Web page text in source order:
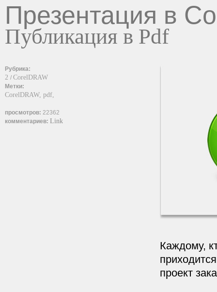
Презентация в
Публикация в Pdf
Рубрика:
2 / CorelDRAW
Метки:
CorelDRAW, pdf,
просмотров: 22362
комментариев: Link
Каждому,
проект